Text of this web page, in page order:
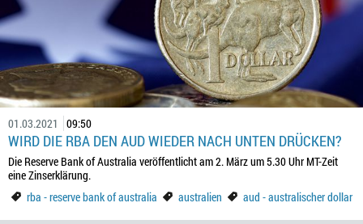
01.03.2021 09:50
WIRD DIE RBA DEN AUD WIEDER NACH UNTEN DRÜCKEN?
Die Reserve Bank of Australia veröffentlicht am 2. März um 5.30 Uhr MT-Zeit
eine Zinserklärung.
rba - reserve bank of australia
australien aud - australischer dollar